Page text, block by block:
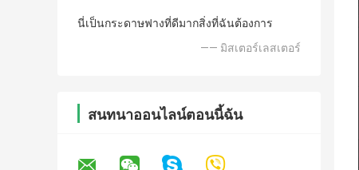
นี่เป็นกระดาษฟางที่ดีมากสิ่งที่ฉันต้องการ
—— มิสเตอร์เลสเตอร์
สนทนาออนไลน์ตอนนี้ฉัน